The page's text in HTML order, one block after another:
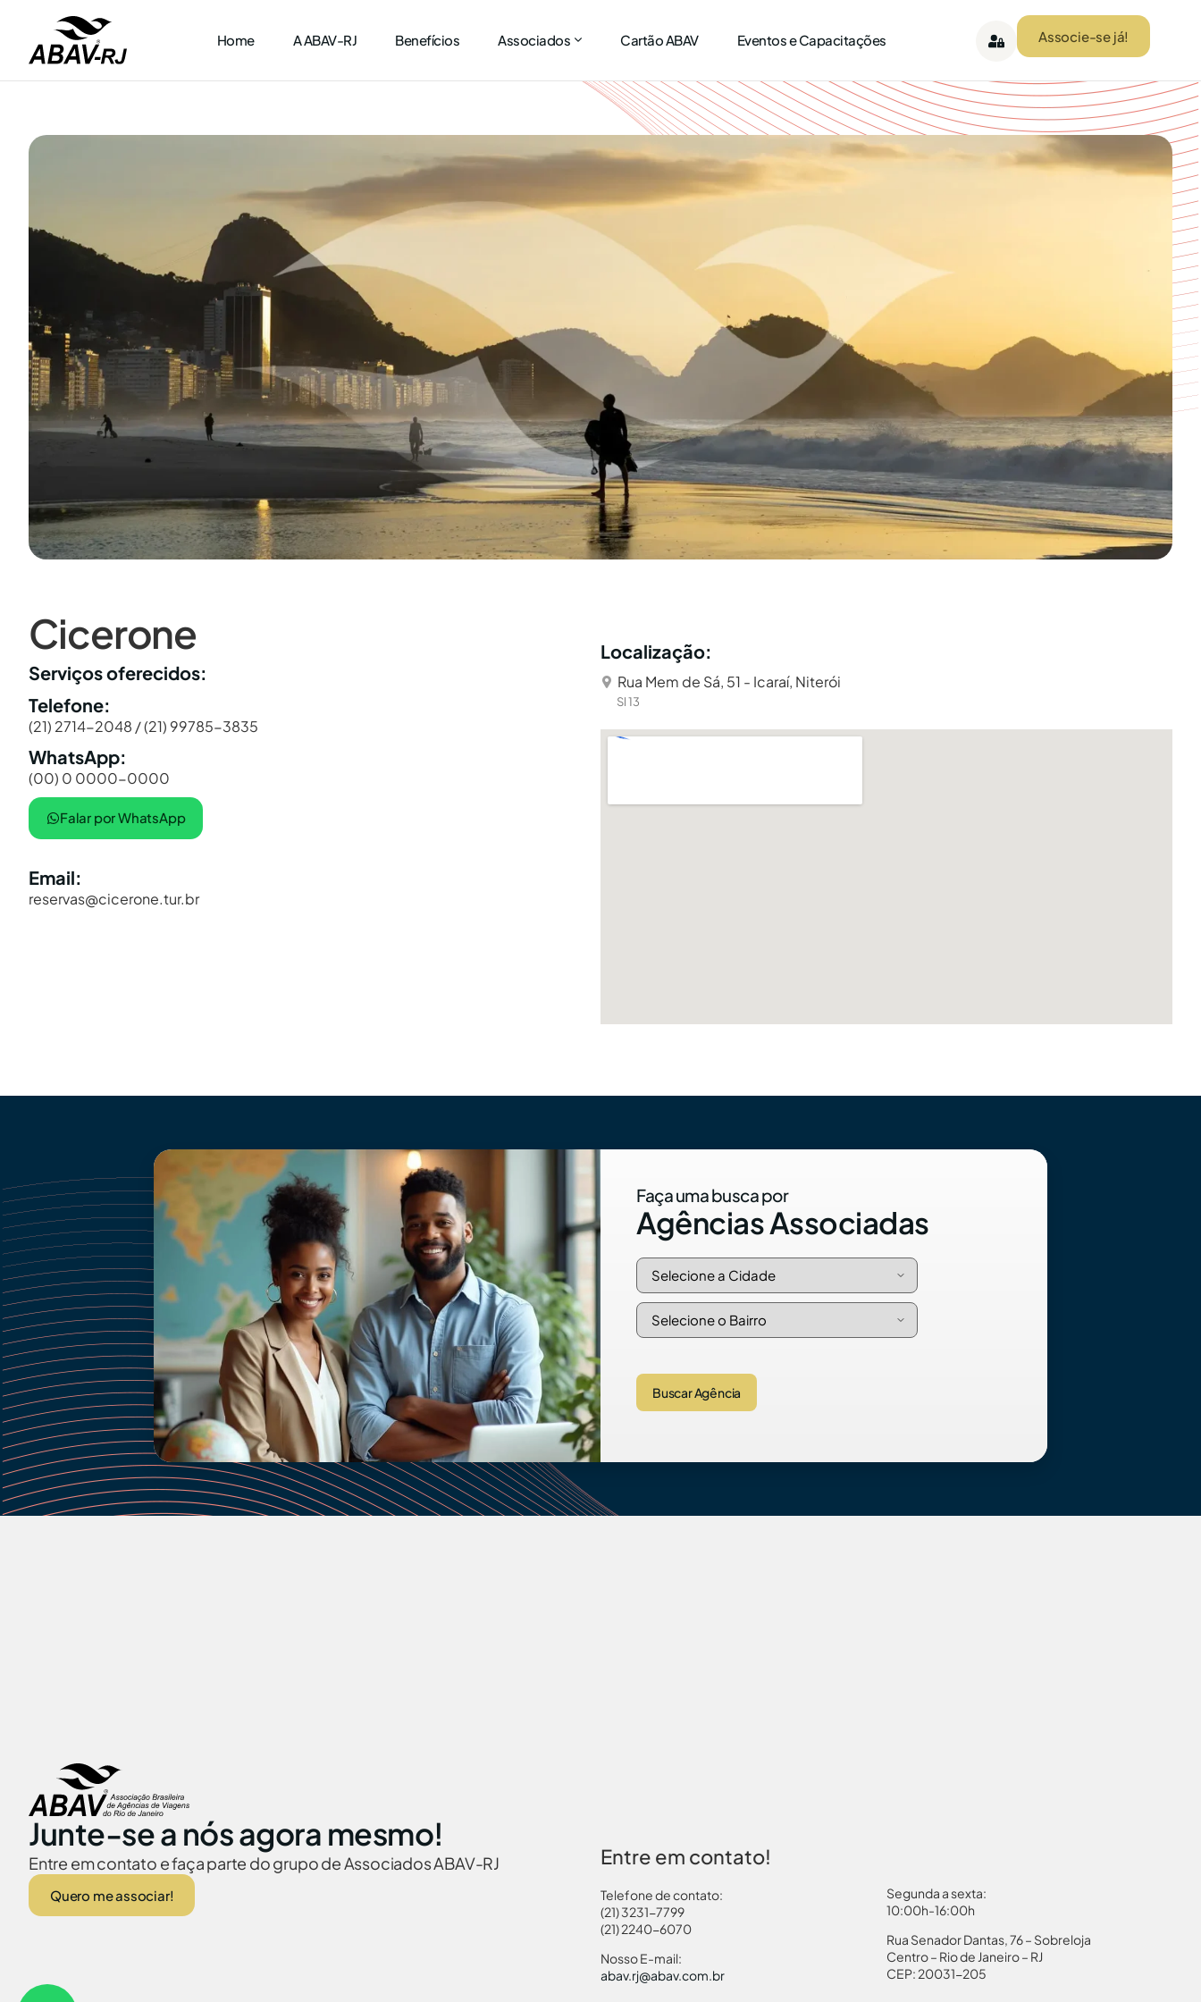
Home A ABAV-RJ Benefícios Associados Cartão ABAV Eventos e Capacitações Associe-se já!
Cicerone
Serviços oferecidos:
Telefone:
(21) 2714-2048 / (21) 99785-3835
WhatsApp:
(00) 0 0000-0000
Falar por WhatsApp
Email:
reservas@cicerone.tur.br
Localização:
Rua Mem de Sá, 51 - Icaraí, Niterói
Sl 13
Faça uma busca por
Agências Associadas
Buscar Agência
Junte-se a nós agora mesmo!
Entre em contato e faça parte do grupo de Associados ABAV-RJ
Quero me associar!
Entre em contato!
Telefone de contato:
(21) 3231-7799
(21) 2240-6070
Nosso E-mail:
abav.rj@abav.com.br
Segunda a sexta:
10:00h-16:00h
Rua Senador Dantas, 76 – Sobreloja
Centro – Rio de Janeiro – RJ
CEP: 20031-205
Autorização Menores